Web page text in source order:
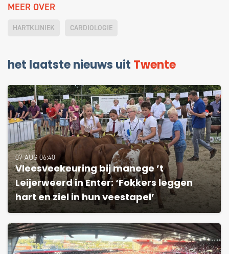
MEER OVER
HARTKLINIEK CARDIOLOGIE
het laatste nieuws uit Twente
07 AUG 06:40
Vleesveekeuring bij manege ’t
Leijerweerd in Enter: ‘Fokkers leggen
hart en ziel in hun veestapel’